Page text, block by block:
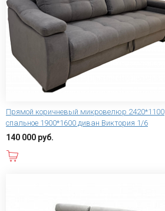
Прямой коричневый микровелюр 2420*1100
спальное 1900*1600 диван Виктория 1/6
140 000 руб.